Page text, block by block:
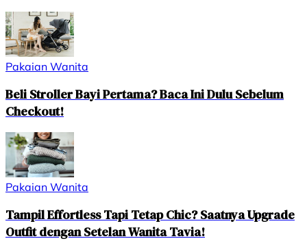
Pakaian Wanita
Beli Stroller Bayi Pertama? Baca Ini Dulu Sebelum
Checkout!
Pakaian Wanita
Tampil Effortless Tapi Tetap Chic? Saatnya Upgrade
Outfit dengan Setelan Wanita Tavia!